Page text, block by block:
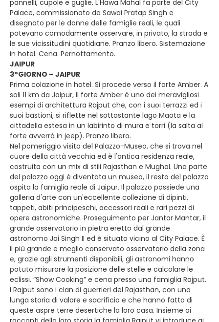
pannelli, cupole e guglie. L'Hawa Mahal fa parte del City
Palace, commissionato da Sawai Pratap Singh e
disegnato per le donne delle famiglie reali, le quali
potevano comodamente osservare, in privato, la strada e
le sue vicissitudini quotidiane. Pranzo libero. Sistemazione
in hotel. Cena. Pernottamento.
JAIPUR
3°GIORNO – JAIPUR
Prima colazione in hotel. Si procede verso il forte Amber. A
soli 11 km da Jaipur, il forte Amber è uno dei meravigliosi
esempi di architettura Rajput che, con i suoi terrazzi ed i
suoi bastioni, si riflette nel sottostante lago Maota e la
cittadella estesa in un labirinto di mura e torri (la salta al
forte avverrà in jeep). Pranzo libero.
Nel pomeriggio visita del Palazzo-Museo, che si trova nel
cuore della città vecchia ed è l'antica residenza reale,
costruita con un mix di stili Rajasthan e Mughal. Una parte
del palazzo oggi è diventata un museo, il resto del palazzo
ospita la famiglia reale di Jaipur. Il palazzo possiede una
galleria d'arte con un'eccellente collezione di dipinti,
tappeti, abiti principeschi, accessori reali e rari pezzi di
opere astronomiche. Proseguimento per Jantar Mantar, il
grande osservatorio in pietra eretto dal grande
astronomo Jai Singh II ed è situato vicino al City Palace. È
il più grande e meglio conservato osservatorio della zona
e, grazie agli strumenti disponibili, gli astronomi hanno
potuto misurare la posizione delle stelle e calcolare le
eclissi. “Show Cooking” e cena presso una famiglia Rajput.
I Rajput sono i clan di guerrieri del Rajasthan, con una
lunga storia di valore e sacrificio e che hanno fatto di
queste aspre terre desertiche la loro casa. Insieme ai